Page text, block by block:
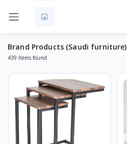
Brand Products (Saudi furniture)
439 Items found